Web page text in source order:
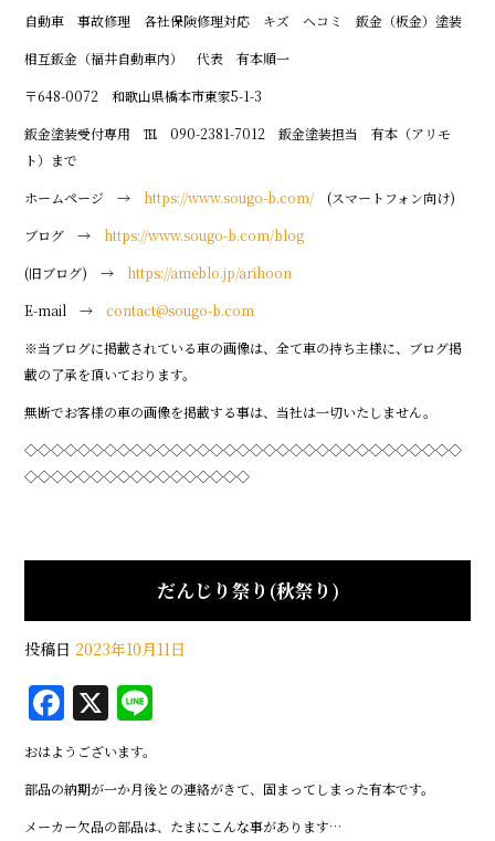
自動車 事故修理 各社保険修理対応 キズ ヘコミ 鈑金（板金）塗装
相互鈑金（福井自動車内） 代表 有本順一
〒648-0072 和歌山県橋本市東家5-1-3
鈑金塗装受付専用 ℡ 090-2381-7012 鈑金塗装担当 有本（アリモ
ト）まで
ホームページ → https://www.sougo-b.com/ (スマートフォン向け)
ブログ → https://www.sougo-b.com/blog
(旧ブログ) → https://ameblo.jp/arihoon
E-mail →contact@sougo-b.com
※当ブログに掲載されている車の画像は、全て車の持ち主様に、ブログ掲
載の了承を頂いております。
無断でお客様の車の画像を掲載する事は、当社は一切いたしません。
◇◇◇◇◇◇◇◇◇◇◇◇◇◇◇◇◇◇◇◇◇◇◇◇◇◇◇◇◇◇◇◇◇
◇◇◇◇◇◇◇◇◇◇◇◇◇◇◇◇◇
だんじり祭り(秋祭り)
投稿日 2023年10月11日
F
a
c
e
X
e
おはようございます。
部品の納期が一か月後との連絡がきて、固まってしまった有本です。
メーカー欠品の部品は、たまにこんな事があります…